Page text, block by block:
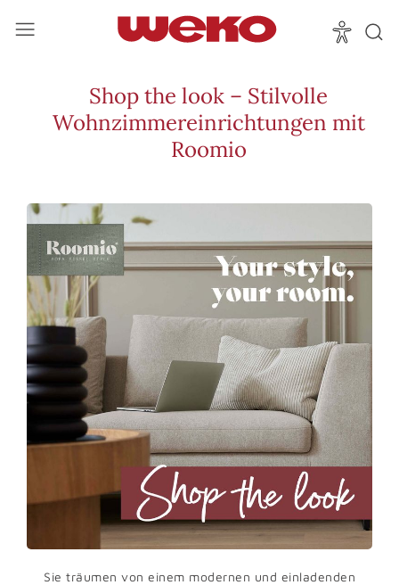
Shop the look – Stilvolle
Wohnzimmereinrichtungen mit
Roomio
Sie träumen von einem modernen und einladenden